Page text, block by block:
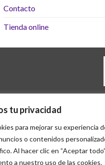
tu privacidad
para mejorar su experiencia
o contenidos
Al hacer clic en “Aceptar
a nuestro uso de las cookies.
Contacto
Tienda online